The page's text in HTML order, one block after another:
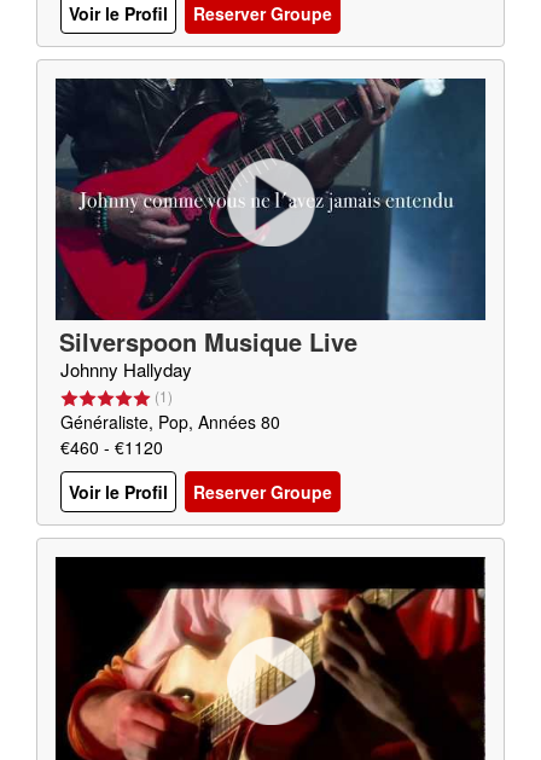
Voir le Profil
Reserver Groupe
Silverspoon Musique Live
Johnny Hallyday
(1)
Généraliste, Pop, Années 80
€460 - €1120
Voir le Profil
Reserver Groupe